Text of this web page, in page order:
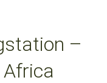
–